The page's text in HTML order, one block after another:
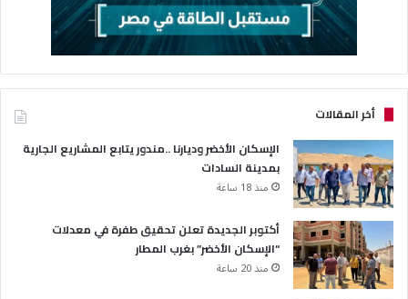
أخر المقالات
الإسكان الأخضر وديارنا ..مندور يتابع المشاريع الجارية
بمدينة السادات
منذ 18 ساعة
أكتوبر الجديدة تعلن تحقيق طفرة في معدلات
“الإسكان الأخضر” بغرب المطار
منذ 20 ساعة